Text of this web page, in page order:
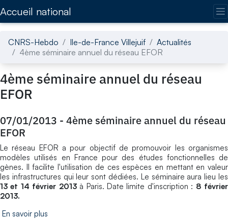
Accueil national
CNRS-Hebdo Ile-de-France Villejuif
Actualités
4ème séminaire annuel du réseau EFOR
4ème séminaire annuel du réseau
EFOR
07/01/2013 - 4ème séminaire annuel du réseau
EFOR
Le réseau EFOR a pour objectif de promouvoir les organismes
modèles utilisés en France pour des études fonctionnelles de
gènes. Il facilite l'utilisation de ces espèces en mettant en valeur
les infrastructures qui leur sont dédiées. Le séminaire aura lieu les
13 et 14 février 2013à Paris. Date limite d'inscription : 8 février
2013.
En savoir plus